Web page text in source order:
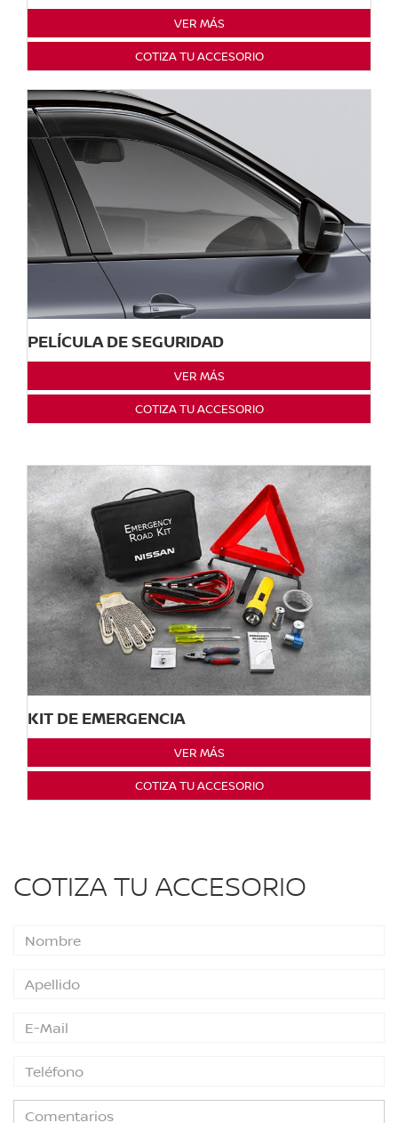
VER MÁS
COTIZA TU ACCESORIO
PELÍCULA DE SEGURIDAD
VER MÁS
COTIZA TU ACCESORIO
KIT DE EMERGENCIA
VER MÁS
COTIZA TU ACCESORIO
COTIZA TU ACCESORIO